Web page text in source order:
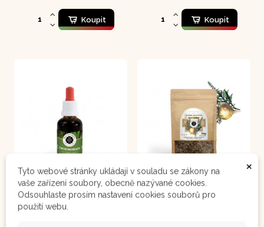
Koupit Koupit
×
Tyto webové stránky ukládají v souladu se zákony na
vaše zařízení soubory, obecně nazývané cookies.
Odsouhlaste prosím nastavení cookies souborů pro
použití webu.